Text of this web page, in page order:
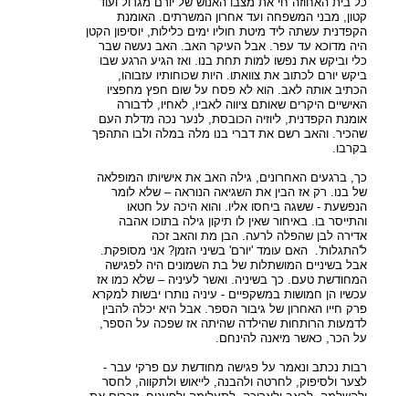
קטון, מבני המשפחה ועד אחרון המשרתים. האומנת
הקפדנית עשתה ליד מיטת חוליו ימים כלילות, יוסיפון הקטן
היה מדוכא עד עפר. אבל העיקר האב. האב נעשה שבר
כלי וביקש את נפשו למות תחת בנו. ואז הגיע הרגע שבו
ביקש יורם לכתוב את צוואתו. היות שכוחותיו עזבוהו,
הכתיב אותה לאב. הוא לא פסח על שום חפץ מחפציו
האישיים היקרים שאותם ציווה לאביו, לאחיו, לדבורה
אומנת הקפדנית, ליוזיה הכובסת, לנער נכה מדלת העם
שהכיר. והאב רשם את דברי בנו מלה במלה ולבו התהפך
בקרבו.
כך, ברגעים האחרונים, גילה האב את אישיותו המופלאה
של בנו. רק אז הבין את השגיאה הנוראה – שלא לומר
הנפשעת - ששגה ביחסו אליו. והוא היכה על חטאו
והתייסר בו. באיחור שאין לו תיקון גילה בתוכו אהבה
אדירה לבן שהפלה לרעה. הבן מת והאב זכה
ל'התגלות'. האם עומד 'יורם' בשיני הזמן? אני מסופקת.
אבל בשיניים המושתלות של בת השמונים היה לפגישה
המחודשת טעם. כך בשיניה. ואשר לעיניה – שלא כמו אז
עכשיו הן חמושות במשקפיים - עיניה נותרו יבשות למקרא
פרק חייו האחרון של גיבור הספר. אבל היא יכלה להבין
לדמעות הרותחות שהילדה שהיתה אז שפכה על הספר,
על הכר, כאשר מיאנה להינחם.
רבות נכתב ונאמר על פגישה מחודשת עם פרקי עבר -
לצער ולסיפוק, לחרטה ולהבנה, לייאוש ולתקווה, לחסר